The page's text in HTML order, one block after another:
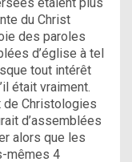
du Christ
des paroles
d’église à tel
tout intérêt
était vraiment.
de Christologies
d’assemblées
alors que les
mêmes 4